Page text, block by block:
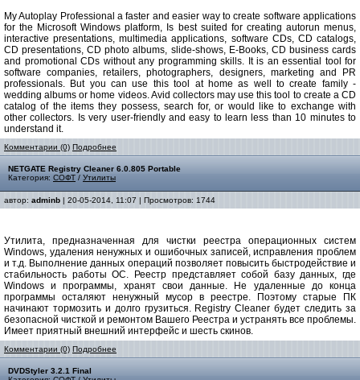
My Autoplay Professional a faster and easier way to create software applications
for the Microsoft Windows platform, Is best suited for creating autorun menus,
interactive presentations, multimedia applications, software CDs, CD catalogs,
CD presentations, CD photo albums, slide-shows, E-Books, CD business cards
and promotional CDs without any programming skills. It is an essential tool for
software companies, retailers, photographers, designers, marketing and PR
professionals. But you can use this tool at home as well to create family -
wedding albums or home videos. Avid collectors may use this tool to create a CD
catalog of the items they possess, search for, or would like to exchange with
other collectors. Is very user-friendly and easy to learn less than 10 minutes to
understand it.
Комментарии (0) Подробнее
NETGATE Registry Cleaner 6.0.805 Portable
Категория: СОФТ / Утилиты
автор: adminb | 20-05-2014, 11:07 | Просмотров: 1744
Утилита, предназначенная для чистки реестра операционных систем
Windows, удаления ненужных и ошибочных записей, исправления проблем
и т.д. Выполнение данных операций позволяет повысить быстродействие и
стабильность работы ОС. Реестр представляет собой базу данных, где
Windows и программы, хранят свои данные. Не удаленные до конца
программы осталяют ненужный мусор в реестре. Поэтому старые ПК
начинают тормозить и долго грузиться. Registry Cleaner будет следить за
безопасной чисткой и ремонтом Вашего Реестра и устранять все проблемы.
Имеет приятный внешний интерфейс и шесть скинов.
Комментарии (0) Подробнее
DVDStyler 3.2.1 Final